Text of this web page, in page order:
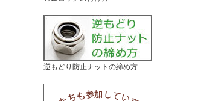
逆もどり防止ナットの締め方